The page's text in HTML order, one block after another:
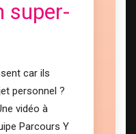
super-
car ils
personnel ?
vidéo à
Parcours Y